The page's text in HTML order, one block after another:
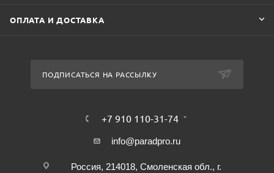
ОПЛАТА И ДОСТАВКА
ПОДПИСАТЬСЯ НА РАССЫЛКУ
+7 910 110-31-74
info@paradpro.ru
Россия, 214018, Смоленская обл., г.